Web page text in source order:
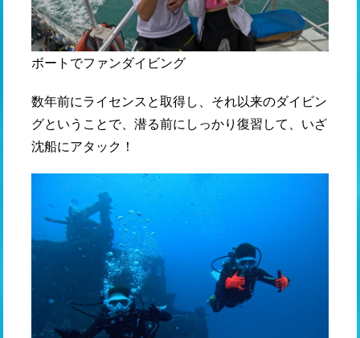
ボートでファンダイビング
数年前にライセンスと取得し、それ以来のダイビン
グということで、潜る前にしっかり復習して、いざ
沈船にアタック！